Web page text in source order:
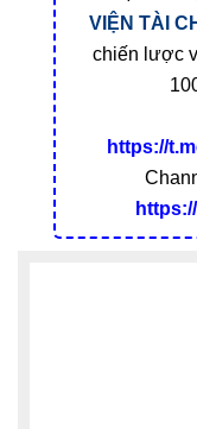
VIỆN TÀI
chiến lược
https://